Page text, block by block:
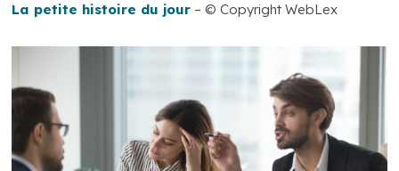
La petite histoire du jour – © Copyright WebLex